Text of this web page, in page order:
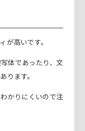
が高いです。
体であったり、文
ります。
かりにくいので注